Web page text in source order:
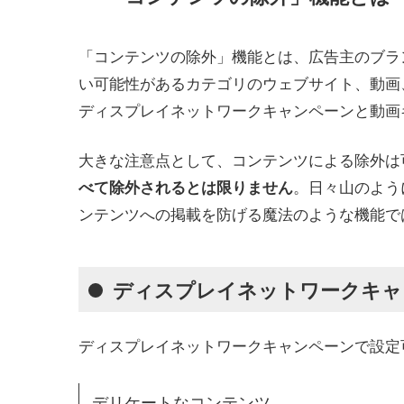
「コンテンツの除外」機能とは、広告主のブ
い可能性があるカテゴリのウェブサイト、動
ディスプレイネットワークキャンペーンと動
大きな注意点として、コンテンツによる除外
べて除外されるとは限りません。日々山のよ
ンテンツへの掲載を防げる魔法のような機能
ディスプレイネットワークキ
ディスプレイネットワークキャンペーンで設